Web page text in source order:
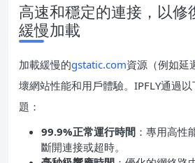
高速和穩定的連接，以修
緩慢加載
加載緩慢的gstatic.com資源（例如延
壞網站性能和用戶體驗。IPFLY通過
題：
99.9%正常運行時間 ：專用高性
斷開連接或超時。